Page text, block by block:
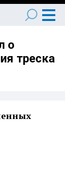
о
треска